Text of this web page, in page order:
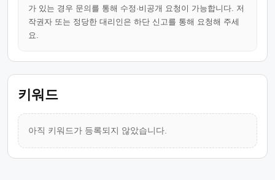
가 있는 경우 문의를 통해 수정·비공개 요청이 가능합니다. 저
작권자 또는 정당한 대리인은 하단 신고를 통해 요청해 주세
요.
키워드
아직 키워드가 등록되지 않았습니다.